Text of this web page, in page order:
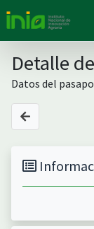
Detalle
Datos del